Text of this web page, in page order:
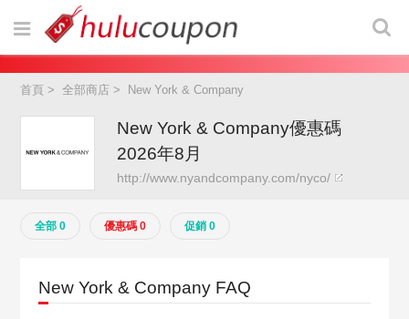
首頁 >全部商店 > New York & Company
New York & Company優惠碼
2026年8月
http://www.nyandcompany.com/nyco/
全部 0 優惠碼 0 促銷 0
New York & Company FAQ